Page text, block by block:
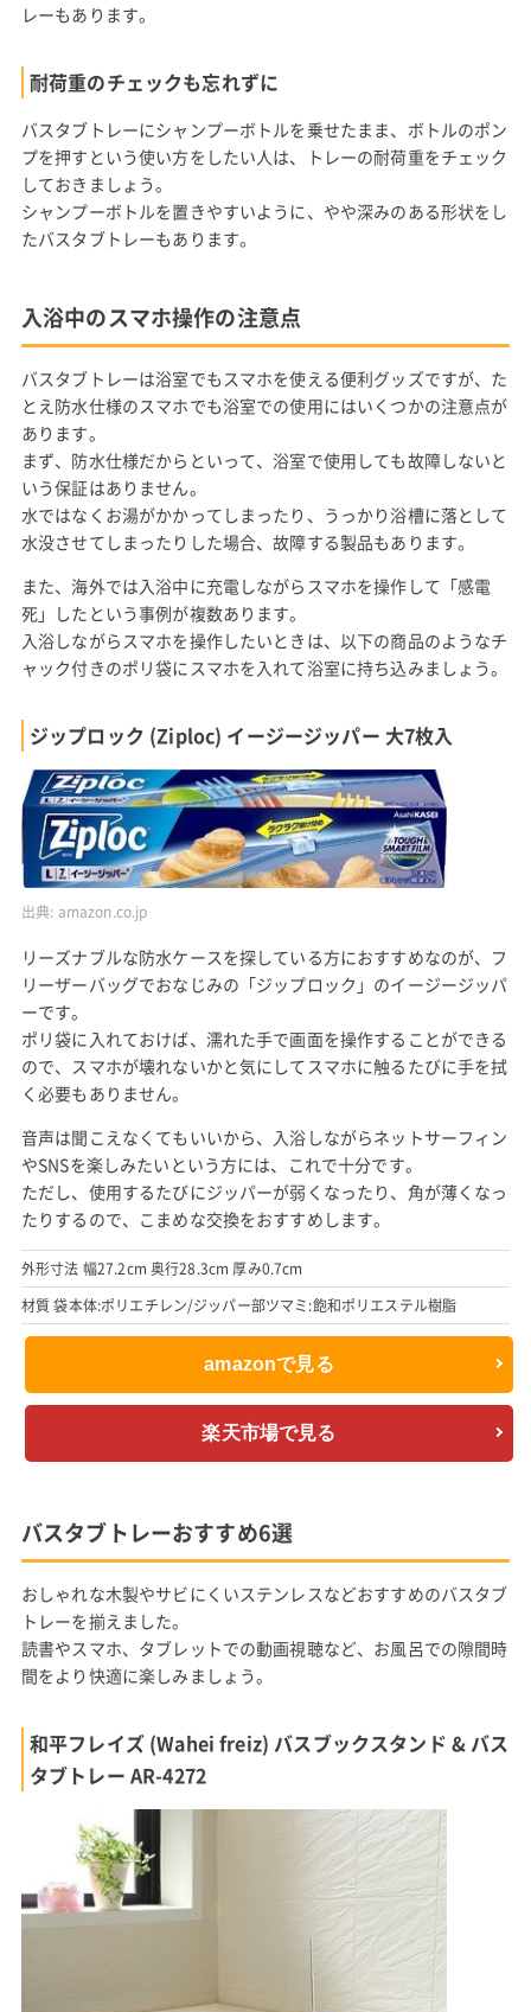
レーもあります。
耐荷重のチェックも忘れずに
バスタブトレーにシャンプーボトルを乗せたまま、ボトルのポン
プを押すという使い方をしたい人は、トレーの耐荷重をチェック
しておきましょう。
シャンプーボトルを置きやすいように、やや深みのある形状をし
たバスタブトレーもあります。
入浴中のスマホ操作の注意点
バスタブトレーは浴室でもスマホを使える便利グッズですが、た
とえ防水仕様のスマホでも浴室での使用にはいくつかの注意点が
あります。
まず、防水仕様だからといって、浴室で使用しても故障しないと
いう保証はありません。
水ではなくお湯がかかってしまったり、うっかり浴槽に落として
水没させてしまったりした場合、故障する製品もあります。
また、海外では入浴中に充電しながらスマホを操作して「感電
死」したという事例が複数あります。
入浴しながらスマホを操作したいときは、以下の商品のようなチ
ャック付きのポリ袋にスマホを入れて浴室に持ち込みましょう。
ジップロック (Ziploc) イージージッパー 大7枚入
出典: amazon.co.jp
リーズナブルな防水ケースを探している方におすすめなのが、フ
リーザーバッグでおなじみの「ジップロック」のイージージッパ
ーです。
ポリ袋に入れておけば、濡れた手で画面を操作することができる
ので、スマホが壊れないかと気にしてスマホに触るたびに手を拭
く必要もありません。
音声は聞こえなくてもいいから、入浴しながらネットサーフィン
やSNSを楽しみたいという方には、これで十分です。
ただし、使用するたびにジッパーが弱くなったり、角が薄くなっ
たりするので、こまめな交換をおすすめします。
外形寸法 幅27.2cm 奥行28.3cm 厚み0.7cm
材質 袋本体:ポリエチレン/ジッパー部ツマミ:飽和ポリエステル樹脂
amazonで見る
楽天市場で見る
バスタブトレーおすすめ6選
おしゃれな木製やサビにくいステンレスなどおすすめのバスタブ
トレーを揃えました。
読書やスマホ、タブレットでの動画視聴など、お風呂での隙間時
間をより快適に楽しみましょう。
和平フレイズ (Wahei freiz) バスブックスタンド & バス
タブトレー AR-4272